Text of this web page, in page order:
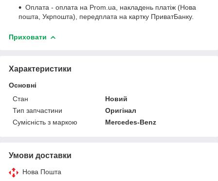
Оплата - оплата на Prom.ua, накладень платіж (Нова
пошта, Укрпошта), передплата на картку ПриватБанку.
Приховати
Характеристики
Основні
Стан
Новий
Тип запчастини
Оригінал
Сумісність з маркою
Mercedes-Benz
Умови доставки
Нова Пошта